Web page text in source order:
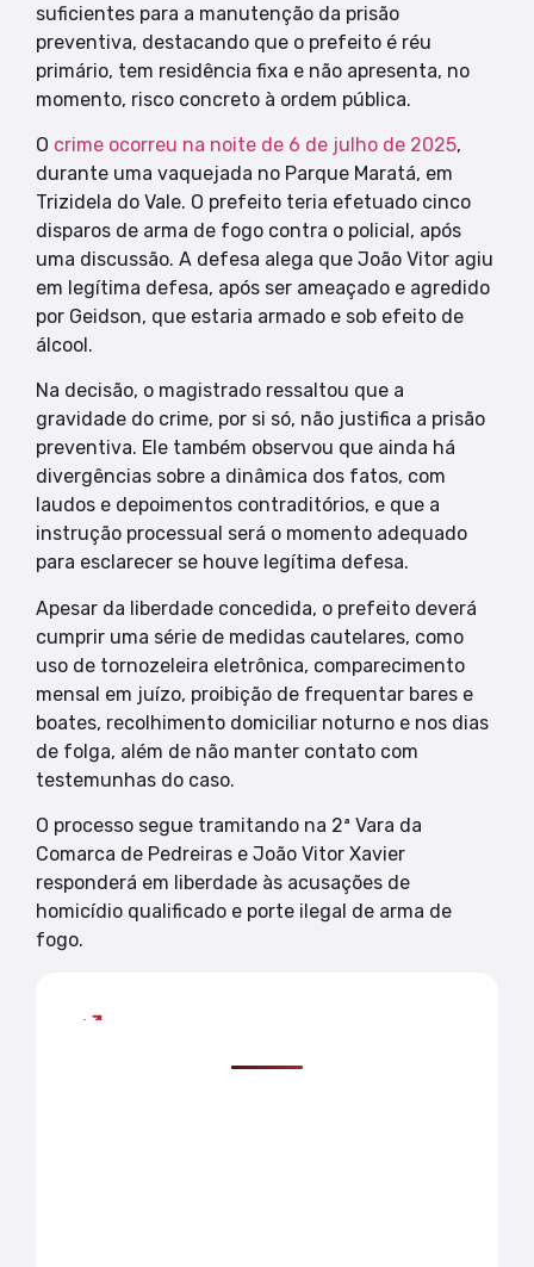
suficientes para a manutenção da prisão
preventiva, destacando que o prefeito é réu
primário, tem residência fixa e não apresenta, no
momento, risco concreto à ordem pública.
O crime ocorreu na noite de 6 de julho de 2025,
durante uma vaquejada no Parque Maratá, em
Trizidela do Vale. O prefeito teria efetuado cinco
disparos de arma de fogo contra o policial, após
uma discussão. A defesa alega que João Vitor agiu
em legítima defesa, após ser ameaçado e agredido
por Geidson, que estaria armado e sob efeito de
álcool.
Na decisão, o magistrado ressaltou que a
gravidade do crime, por si só, não justifica a prisão
preventiva. Ele também observou que ainda há
divergências sobre a dinâmica dos fatos, com
laudos e depoimentos contraditórios, e que a
instrução processual será o momento adequado
para esclarecer se houve legítima defesa.
Apesar da liberdade concedida, o prefeito deverá
cumprir uma série de medidas cautelares, como
uso de tornozeleira eletrônica, comparecimento
mensal em juízo, proibição de frequentar bares e
boates, recolhimento domiciliar noturno e nos dias
de folga, além de não manter contato com
testemunhas do caso.
O processo segue tramitando na 2ª Vara da
Comarca de Pedreiras e João Vitor Xavier
responderá em liberdade às acusações de
homicídio qualificado e porte ilegal de arma de
fogo.